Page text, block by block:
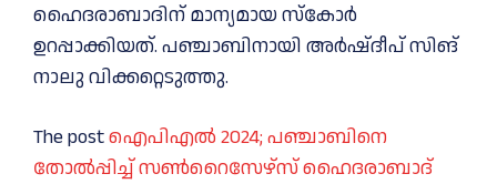
ഹൈദരാബാദിന് മാന്യമായ സ്‌കോര്‍
ഉറപ്പാക്കിയത്. പഞ്ചാബിനായി അര്‍ഷ്ദീപ് സിങ്
നാലു വിക്കറ്റെടുത്തു.
The postഐപിഎൽ 2024; പഞ്ചാബിനെ
തോൽപ്പിച്ച് സണ്‍റൈസേഴ്‌സ് ഹൈദരാബാദ്